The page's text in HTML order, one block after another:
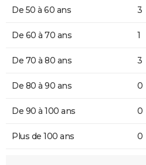
De 50 à 60 ans 3
De 60 à 70 ans 1
De 70 à 80 ans 3
De 80 à 90 ans 0
De 90 à 100 ans 0
Plus de 100 ans 0